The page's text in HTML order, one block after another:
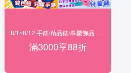
滿3000享88折